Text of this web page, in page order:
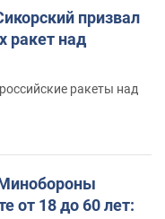
призвал
ракет над
ракеты над
от 18 до 60 лет: